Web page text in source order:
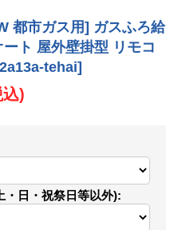
都市ガス用] ガスふろ給
ト 屋外壁掛型 リモコ
tehai]
)
日・祝祭日等以外):